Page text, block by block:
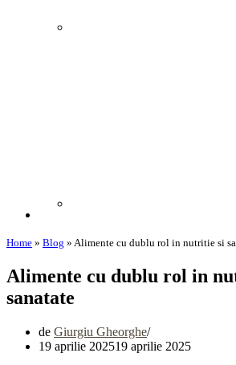
Home » Blog » Alimente cu dublu rol in nutritie si
Alimente cu dublu rol in
sanatate
de Giurgiu Gheorghe
19 aprilie 202519 aprilie 2025